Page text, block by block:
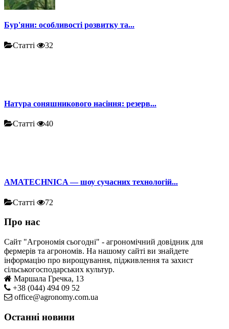
Бур'яни: особливості розвитку та...
Статті 32
Натура соняшникового насіння: резерв...
Статті 40
AMATECHNICA — шоу сучасних технологій...
Статті 72
Про нас
Сайт "Агрономія сьогодні" - агрономічний довідник для
фермерів та агрономів. На нашому сайті ви знайдете
інформацію про вирощування, підживлення та захист
сільськогосподарських культур.
Маршала Гречка, 13
+38 (044) 494 09 52
office@agronomy.com.ua
Останні новини